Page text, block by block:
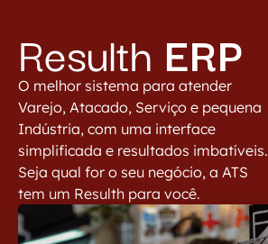
Resulth ERP
O melhor sistema para atender
Varejo, Atacado, Serviço e pequena
Indústria, com uma interface
simplificada e resultados imbatíveis.
Seja qual for o seu negócio, a ATS
tem um Resulth para você.